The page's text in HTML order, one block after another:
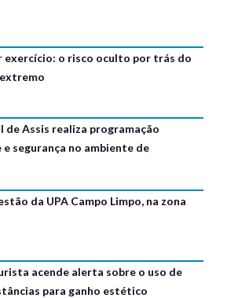
exercício: o risco oculto por trás do
de Assis realiza programação
e segurança no ambiente de
da UPA Campo Limpo, na zona
acende alerta sobre o uso de
para ganho estético